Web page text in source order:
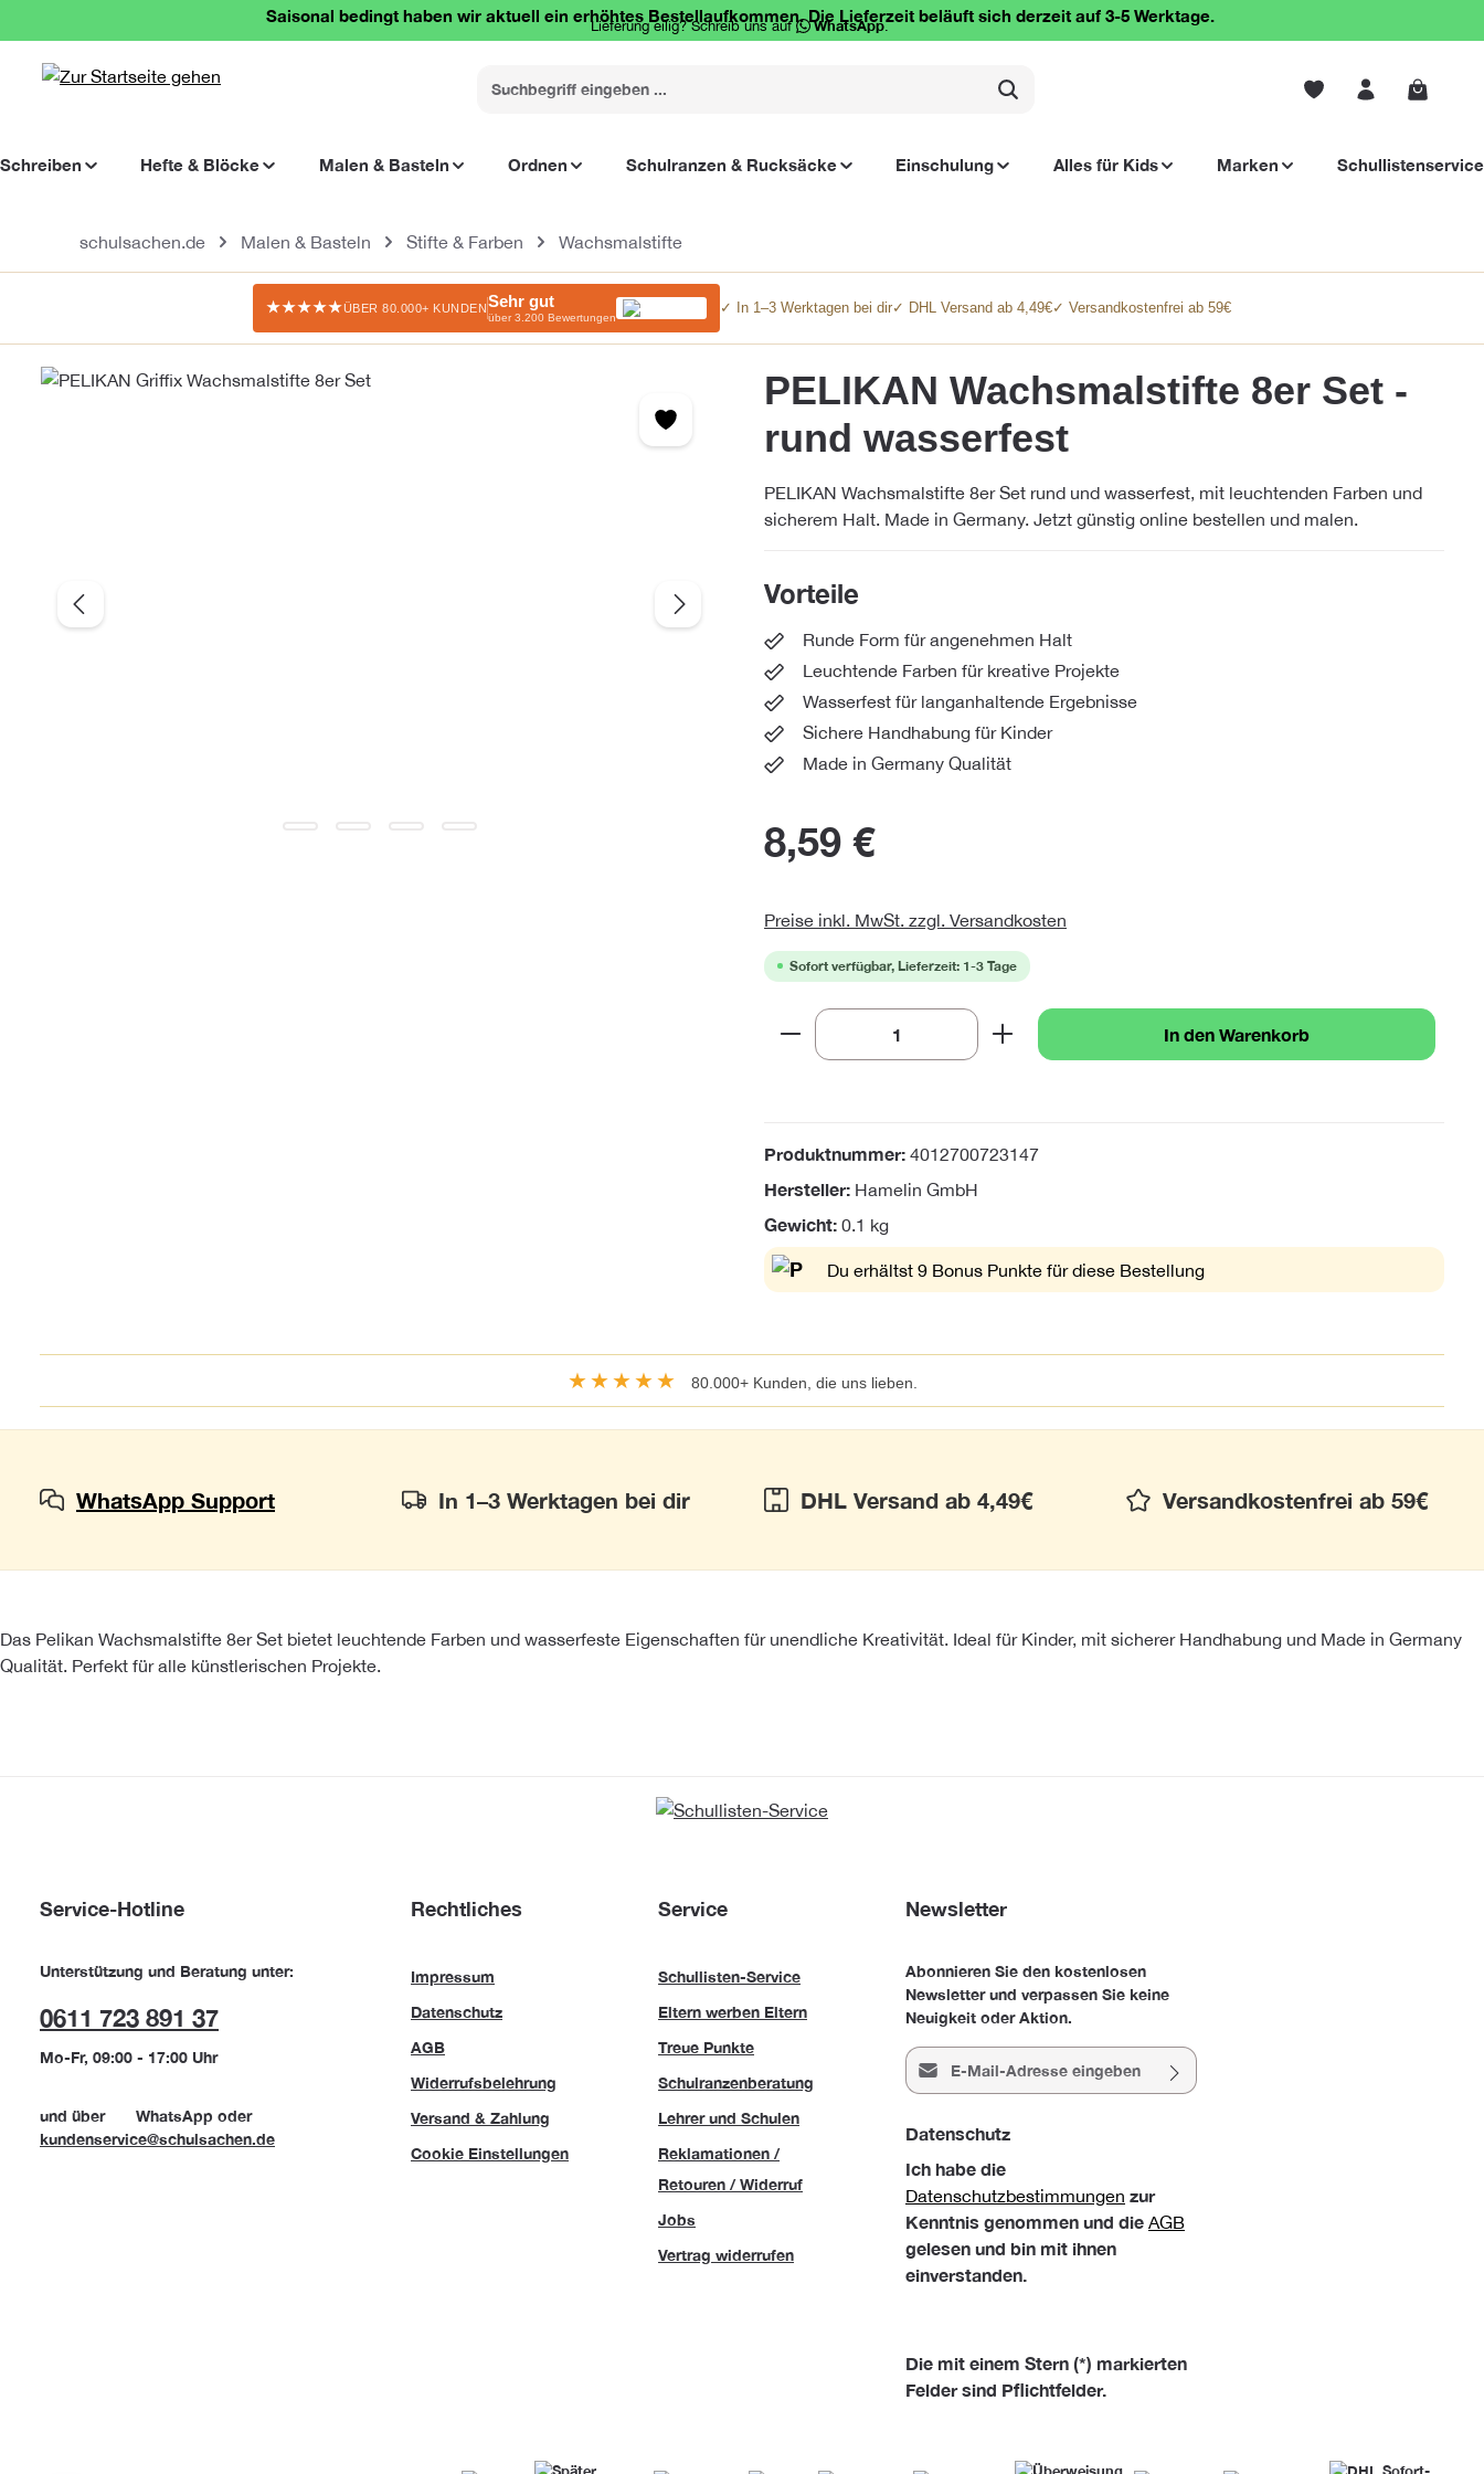
Zur Hauptnavigation springenSaisonal bedingt haben wir aktuell ein erhöhtes Bestellaufkommen. Die Lieferzeit beläuft sich derzeit auf 3-5 Werktage.
Lieferung eilig? Schreib uns auf WhatsApp.
Schreiben Hefte & Blöcke Malen & Basteln Ordnen Schulranzen & Rucksäcke Einschulung Alles für Kids Marken Schullistenservice
schulsachen.de Malen & Basteln Stifte & Farben Wachsmalstifte
★★★★★ÜBER 80.000+ KUNDENSehr gut
über 3.200 Bewertungen
✓ In 1–3 Werktagen bei dir✓ DHL Versand ab 4,49€✓ Versandkostenfrei ab 59€
Bildergalerie überspringen
PELIKAN Wachsmalstifte 8er Set -
rund wasserfest
PELIKAN Wachsmalstifte 8er Set rund und wasserfest, mit leuchtenden Farben und
sicherem Halt. Made in Germany. Jetzt günstig online bestellen und malen.
Vorteile
Runde Form für angenehmen Halt
Leuchtende Farben für kreative Projekte
Wasserfest für langanhaltende Ergebnisse
Sichere Handhabung für Kinder
Made in Germany Qualität
8,59 €
Preise inkl. MwSt. zzgl. Versandkosten
Sofort verfügbar, Lieferzeit: 1-3 Tage
Produkt Anzahl: Gib den gewünschten Wert ein oder
In den Warenkorb
Produktnummer: 4012700723147
Hersteller: Hamelin GmbH
Gewicht: 0.1 kg
Du erhältst 9 Bonus Punkte für diese Bestellung
★★★★★ 80.000+ Kunden, die uns lieben.
WhatsApp Support In 1–3 Werktagen bei dir DHL Versand ab 4,49€ Versandkostenfrei ab 59€
Das Pelikan Wachsmalstifte 8er Set bietet leuchtende Farben und wasserfeste Eigenschaften für unendliche Kreativität. Ideal für Kinder, mit sicherer Handhabung und Made in Germany
Qualität. Perfekt für alle künstlerischen Projekte.
Service-Hotline
Unterstützung und Beratung unter:
0611 723 891 37
Mo-Fr, 09:00 - 17:00 Uhr
und über WhatsApp oder
kundenservice@schulsachen.de
Rechtliches
Impressum
Datenschutz
AGB
Widerrufsbelehrung
Versand & Zahlung
Cookie Einstellungen
Service
Schullisten-Service
Eltern werben Eltern
Treue Punkte
Schulranzenberatung
Lehrer und Schulen
Reklamationen /
Retouren / Widerruf
Jobs
Vertrag widerrufen
Newsletter
Abonnieren Sie den kostenlosen
Newsletter und verpassen Sie keine
Neuigkeit oder Aktion.
E-Mail-Adresse*
Datenschutz
Ich habe die
Datenschutzbestimmungen zur
Kenntnis genommen und die AGB
gelesen und bin mit ihnen
einverstanden.
Die mit einem Stern (*) markierten
Felder sind Pflichtfelder.